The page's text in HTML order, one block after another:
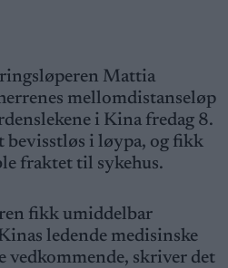
Mattia
mellomdistanseløp
i Kina fredag 8.
bevisstløs i løypa, og fikk
fraktet til sykehus.
fikk umiddelbar
ledende medisinske
vedkommende, skriver det